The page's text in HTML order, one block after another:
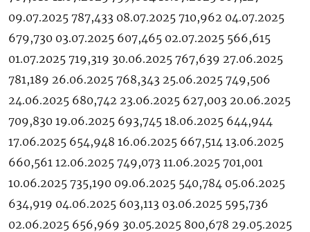
09.07.2025 787,433 08.07.2025 710,962 04.07.2025
679,730 03.07.2025 607,465 02.07.2025 566,615
01.07.2025 719,319 30.06.2025 767,639 27.06.2025
781,189 26.06.2025 768,343 25.06.2025 749,506
24.06.2025 680,742 23.06.2025 627,003 20.06.2025
709,830 19.06.2025 693,745 18.06.2025 644,944
17.06.2025 654,948 16.06.2025 667,514 13.06.2025
660,561 12.06.2025 749,073 11.06.2025 701,001
10.06.2025 735,190 09.06.2025 540,784 05.06.2025
634,919 04.06.2025 603,113 03.06.2025 595,736
02.06.2025 656,969 30.05.2025 800,678 29.05.2025